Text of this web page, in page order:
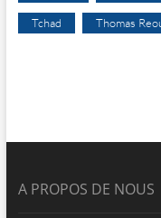
Tchad Thomas
A PROPOS DE NOUS